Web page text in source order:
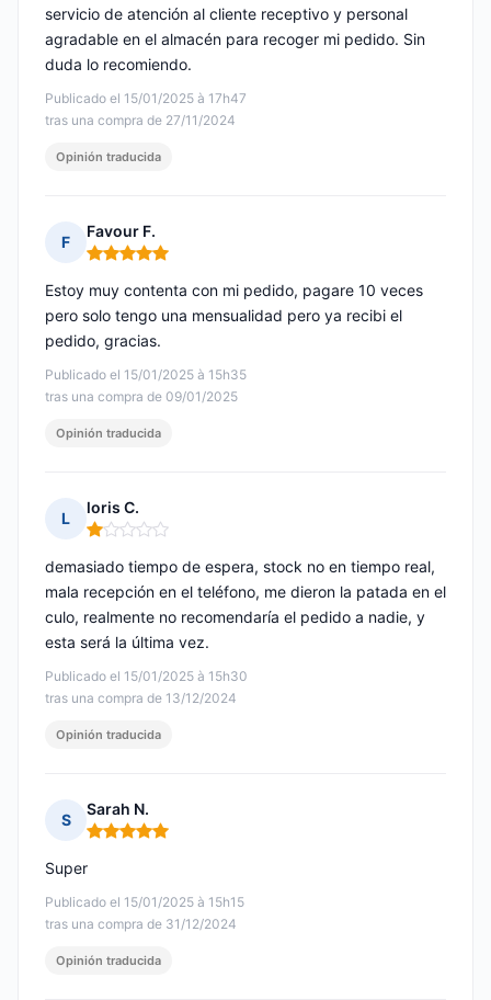
Publicado el 15/01/2025 à 17h47
tras una compra de 27/11/2024
servicio de atención al cliente receptivo y personal
agradable en el almacén para recoger mi pedido. Sin
duda lo recomiendo.
Opinión traducida
F
Favour F.
Nota: 5 de 5
Publicado el 15/01/2025 à 15h35
tras una compra de 09/01/2025
Estoy muy contenta con mi pedido, pagare 10 veces
pero solo tengo una mensualidad pero ya recibi el
pedido, gracias.
Opinión traducida
L
loris C.
Nota: 1 de 5
Publicado el 15/01/2025 à 15h30
tras una compra de 13/12/2024
demasiado tiempo de espera, stock no en tiempo real,
mala recepción en el teléfono, me dieron la patada en el
culo, realmente no recomendaría el pedido a nadie, y
esta será la última vez.
Opinión traducida
S
Sarah N.
Nota: 5 de 5
Publicado el 15/01/2025 à 15h15
tras una compra de 31/12/2024
Super
Opinión traducida